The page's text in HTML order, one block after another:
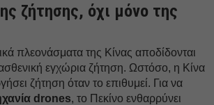
ζήτησης, όχι μόνο της
πλεονάσματα της Κίνας αποδίδονται
εγχώρια ζήτηση. Ωστόσο, η Κίνα
ζήτηση όταν το επιθυμεί. Για να
drones, το Πεκίνο ενθαρρύνει